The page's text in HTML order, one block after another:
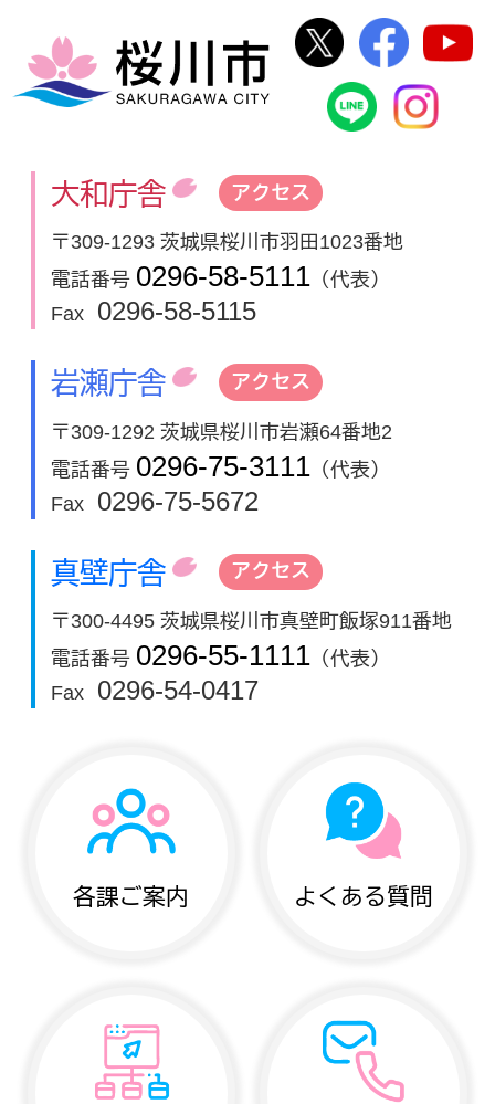
桜川市
桜川市公式
桜川
桜川市公
大和庁舎 アクセス
〒309-1293 茨城県桜川市羽田1023番地
電話番号 0296-58-5111 （代表）
Fax
0296-58-5115
岩瀬庁舎 アクセス
〒309-1292 茨城県桜川市岩瀬64番地2
電話番号 0296-75-3111 （代表）
Fax
0296-75-5672
真壁庁舎 アクセス
〒300-4495 茨城県桜川市真壁町飯塚911番地
電話番号 0296-55-1111 （代表）
Fax
0296-54-0417
各課ご案内 よくある質問